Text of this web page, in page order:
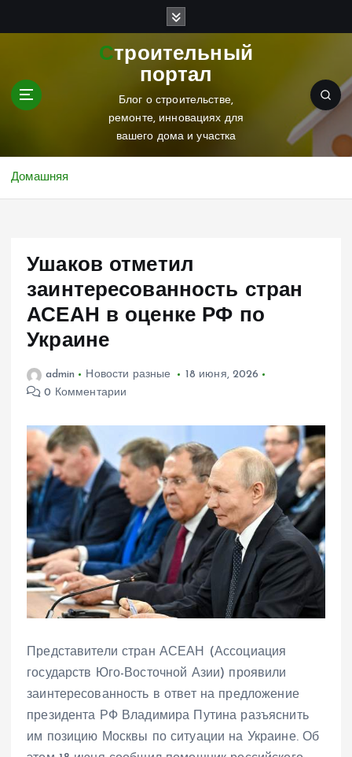
Строительный
портал
Блог о строительстве,
ремонте, инновациях для
вашего дома и участка
Домашняя
Ушаков отметил
заинтересованность стран
АСЕАН в оценке РФ по
Украине
admin Новости разные
18 июня, 2026
0 Комментарии
Представители стран АСЕАН (Ассоциация
государств Юго-Восточной Азии) проявили
заинтересованность в ответ на предложение
президента РФ Владимира Путина разъяснить
им позицию Москвы по ситуации на Украине. Об